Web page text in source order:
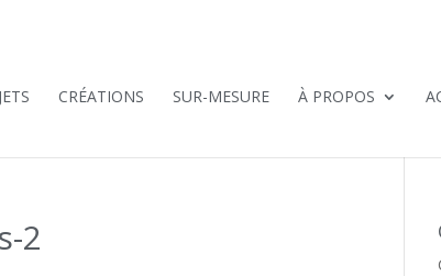
CRÉATIONS SUR-MESURE À PROPOS
2